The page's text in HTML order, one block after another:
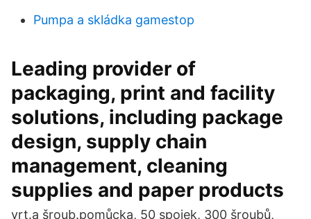
Pumpa a skládka gamestop
Leading provider of
packaging, print and facility
solutions, including package
design, supply chain
management, cleaning
supplies and paper products
vrt.a šroub.pomůcka, 50 spojek, 300 šroubů,